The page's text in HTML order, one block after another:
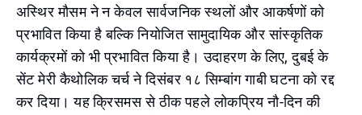
अस्थिर मौसम ने न केवल सार्वजनिक स्थलों और आकर्षणों को
प्रभावित किया है बल्कि नियोजित सामुदायिक और सांस्कृतिक
कार्यक्रमों को भी प्रभावित किया है। उदाहरण के लिए, दुबई के
सेंट मेरी कैथोलिक चर्च ने दिसंबर १८ सिम्बांग गाबी घटना को रद्द
कर दिया। यह क्रिसमस से ठीक पहले लोकप्रिय नौ-दिन की